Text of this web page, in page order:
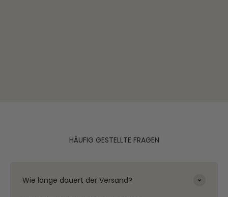
HÄUFIG GESTELLTE FRAGEN
Wie lange dauert der Versand?